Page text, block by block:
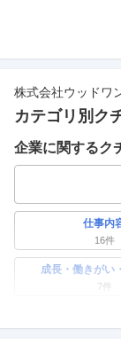
株式会社ウッドワ
カテゴリ別ク
企業に関するク
仕事内
16件
成長・働きがい
7件
ワークライフ